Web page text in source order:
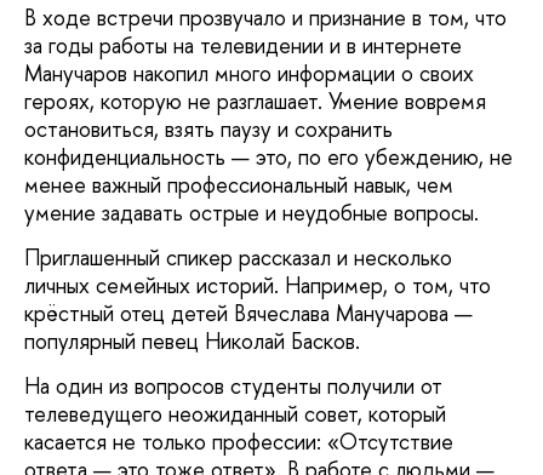
В ходе встречи прозвучало и признание в том, что
за годы работы на телевидении и в интернете
Манучаров накопил много информации о своих
героях, которую не разглашает. Умение вовремя
остановиться, взять паузу и сохранить
конфиденциальность — это, по его убеждению, не
менее важный профессиональный навык, чем
умение задавать острые и неудобные вопросы.
Приглашенный спикер рассказал и несколько
личных семейных историй. Например, о том, что
крёстный отец детей Вячеслава Манучарова —
популярный певец Николай Басков.
На один из вопросов студенты получили от
телеведущего неожиданный совет, который
касается не только профессии: «Отсутствие